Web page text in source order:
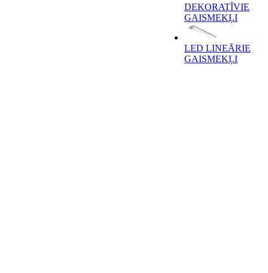
DEKORATĪVIE
GAISMEKĻI
LED LINEĀRIE
GAISMEKĻI